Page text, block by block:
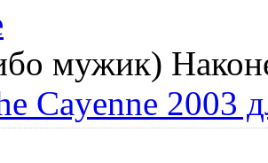
мужик)
Cayenne 2003